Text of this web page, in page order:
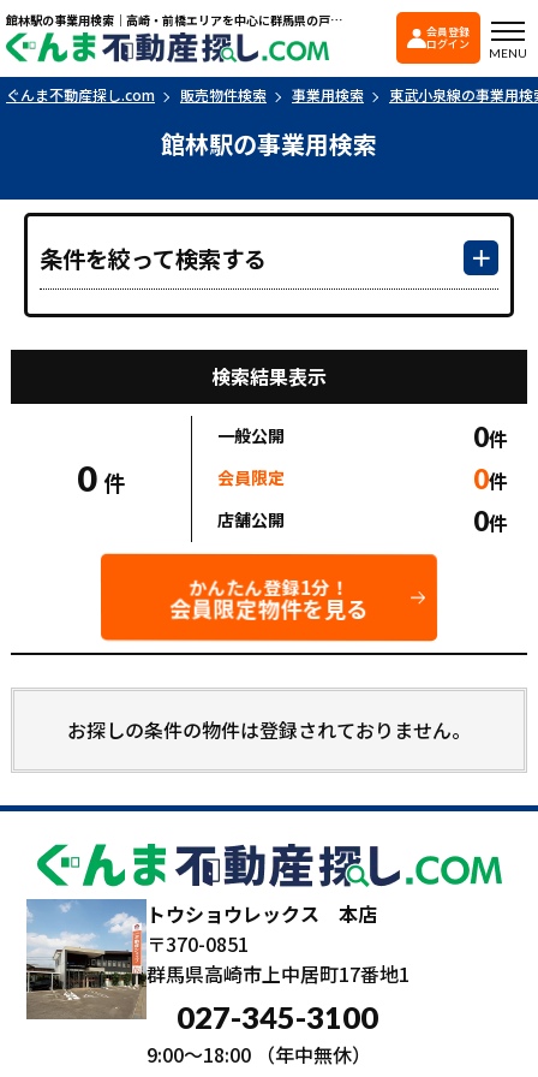
館林駅の事業用検索｜高崎・前橋エリアを中心に群馬県の戸建て・マンションを探すなら「ぐんま不動産探し.com」
ぐんま不動産探し
会員登録
ログイン
MENU
ぐんま不動産探し.com 販売物件検索 事業用検索 東武小泉線の事業用検
館林駅の事業用検索
条件を絞って検索する
検索結果表示
0 件
一般公開 0件
会員限定 0件
店舗公開 0件
かんたん登録1分！
会員限定物件を見る
お探しの条件の物件は登録されておりません。
トウショウレックス 本店
〒370-0851
群馬県高崎市上中居町17番地1
027-345-3100
9:00～18:00 （年中無休）